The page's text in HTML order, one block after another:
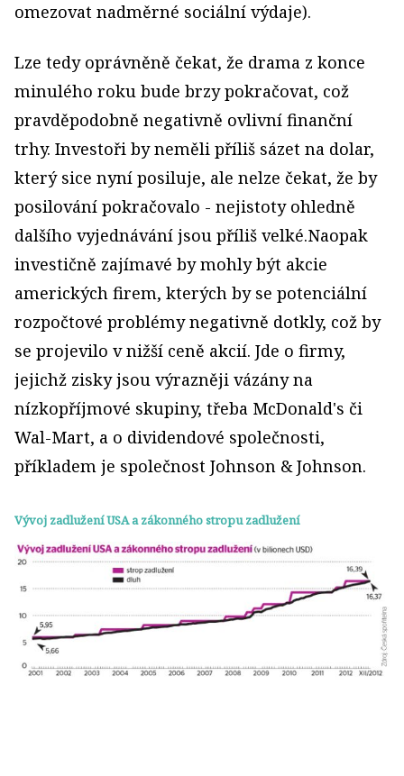
omezovat nadměrné sociální výdaje).
Lze tedy oprávněně čekat, že drama z konce
minulého roku bude brzy pokračovat, což
pravděpodobně negativně ovlivní finanční
trhy. Investoři by neměli příliš sázet na dolar,
který sice nyní posiluje, ale nelze čekat, že by
posilování pokračovalo - nejistoty ohledně
dalšího vyjednávání jsou příliš velké.Naopak
investičně zajímavé by mohly být akcie
amerických firem, kterých by se potenciální
rozpočtové problémy negativně dotkly, což by
se projevilo v nižší ceně akcií. Jde o firmy,
jejichž zisky jsou výrazněji vázány na
nízkopříjmové skupiny, třeba McDonald's či
Wal-Mart, a o dividendové společnosti,
příkladem je společnost Johnson & Johnson.
Vývoj zadlužení USA a zákonného stropu zadlužení